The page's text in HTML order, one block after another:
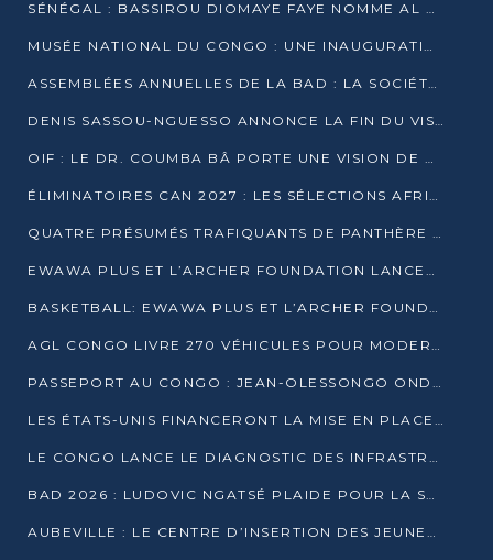
SÉNÉGAL : BASSIROU DIOMAYE FAYE NOMME AL AMINOU LÔ PREMIER MINISTRE
MUSÉE NATIONAL DU CONGO : UNE INAUGURATION PORTEUSE D’ESPOIR POUR LA CULTURE
ASSEMBLÉES ANNUELLES DE LA BAD : LA SOCIÉTÉ CIVILE CONGOLAISE À LA RECHERCHE DE PARTENAIRES POUR SES PROJETS
DENIS SASSOU-NGUESSO ANNONCE LA FIN DU VISA POUR LES AFRICAINS EN 2027
OIF : LE DR. COUMBA BÂ PORTE UNE VISION DE DIALOGUE, DE STABILITÉ ET DE RÉFORME À LA TÊTE
ÉLIMINATOIRES CAN 2027 : LES SÉLECTIONS AFRICAINES CONNAISSENT LEURS ADVERSAIRES
QUATRE PRÉSUMÉS TRAFIQUANTS DE PANTHÈRE ARRÊTÉS À EWO
EWAWA PLUS ET L’ARCHER FOUNDATION LANCENT UN CAMP DE BASKET POUR LES JEUNES À BRAZZAVILLE
BASKETBALL: EWAWA PLUS ET L’ARCHER FOUNDATION LANCENT UN CAMP POUR LES JEUNES
AGL CONGO LIVRE 270 VÉHICULES POUR MODERNISER LE TRANSPORT URBAIN
PASSEPORT AU CONGO : JEAN-OLESSONGO ONDAYE VEUT METTRE FIN AUX LENTEURS ADMINISTRATIVES
LES ÉTATS-UNIS FINANCERONT LA MISE EN PLACE DE JUSQU’À 50 CLINIQUES DE LUTTE CONTRE L’EBOLA
LE CONGO LANCE LE DIAGNOSTIC DES INFRASTRUCTURES SPORTIVES DU COMPLEXE DE KINTÉLÉ
BAD 2026 : LUDOVIC NGATSÉ PLAIDE POUR LA SOUVERAINETÉ FINANCIÈRE AFRICAINE
AUBEVILLE : LE CENTRE D’INSERTION DES JEUNES PRÊT À OUVRIR SES PORTES